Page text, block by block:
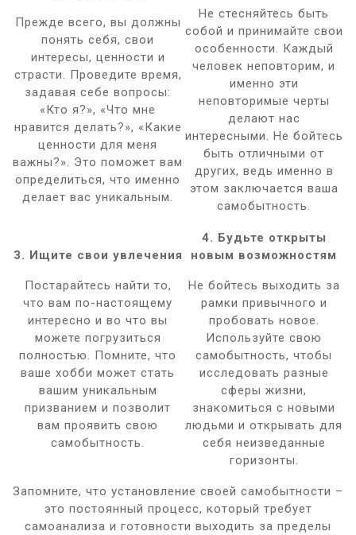
Прежде всего, вы должны
понять себя, свои
интересы, ценности и
страсти. Проведите время,
задавая себе вопросы:
«Кто я?», «Что мне
нравится делать?», «Какие
ценности для меня
важны?». Это поможет вам
определиться, что именно
делает вас уникальным.
Не стесняйтесь быть
собой и принимайте свои
особенности. Каждый
человек неповторим, и
именно эти
неповторимые черты
делают нас
интересными. Не бойтесь
быть отличными от
других, ведь именно в
этом заключается ваша
самобытность.
3. Ищите свои увлечения
Постарайтесь найти то,
что вам по-настоящему
интересно и во что вы
можете погрузиться
полностью. Помните, что
ваше хобби может стать
вашим уникальным
призванием и позволит
вам проявить свою
самобытность.
4. Будьте открыты
новым возможностям
Не бойтесь выходить за
рамки привычного и
пробовать новое.
Используйте свою
самобытность, чтобы
исследовать разные
сферы жизни,
знакомиться с новыми
людьми и открывать для
себя неизведанные
горизонты.
Запомните, что установление своей самобытности –
это постоянный процесс, который требует
самоанализа и готовности выходить за пределы